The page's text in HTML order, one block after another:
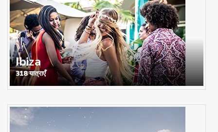
Ibiza
318 यात्राएँ